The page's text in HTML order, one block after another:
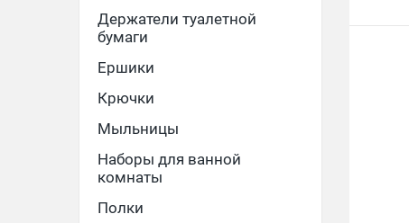
Держатели туалетной
бумаги
Ершики
Крючки
Мыльницы
Наборы для ванной
комнаты
Полки